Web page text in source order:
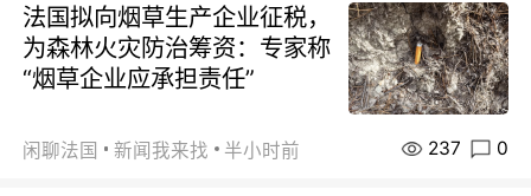
法国拟向烟草生产企业征税，
为森林火灾防治筹资：专家称
“烟草企业应承担责任”
闲聊法国 新闻我来找 半小时前 237 0